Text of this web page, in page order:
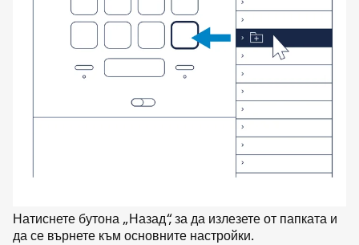
Натиснете бутона „Назад“, за да излезете от папката и
да се върнете към основните настройки.